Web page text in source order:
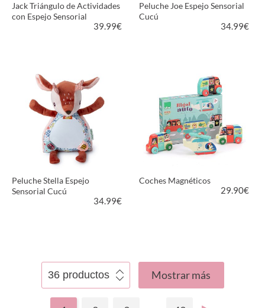
Jack Triángulo de Actividades
con Espejo Sensorial
39.99€
VER PRODUCTO
Peluche Joe Espejo Sensorial
Cucú
34.99€
VER PRODUCTO
Peluche Stella Espejo
Sensorial Cucú
34.99€
Coches Magnéticos
29.90€
Mostrar más